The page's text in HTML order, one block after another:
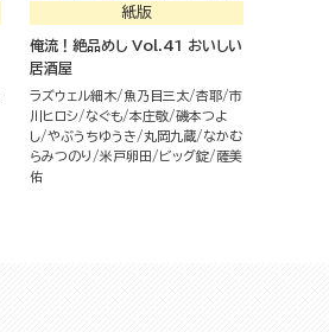
紙版
俺流！絶品めし Vol.41 おいしい
居酒屋
ラズウェル細木 魚乃目三太 杏耶 市
川ヒロシ なぐも 本庄敬 磯本つよ
し やぶうちゆうき 丸岡九蔵 なかむ
らみつのり
米戸卵田 ビッグ錠 薩美
佑